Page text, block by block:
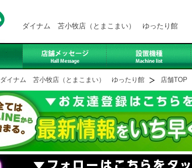
ダイナム 苫小牧店（とまこまい） ゆったり館
ダイナム 苫小牧店（とまこまい） ゆったり館 店舗TOP